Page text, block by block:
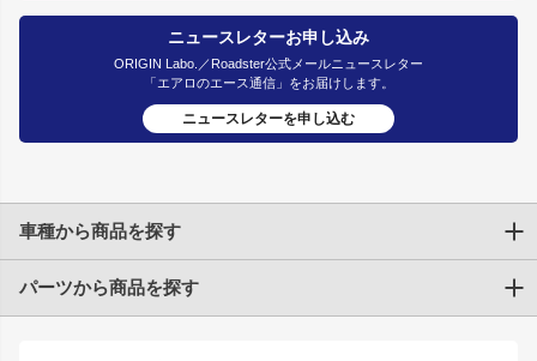
ニュースレターお申し込み
ORIGIN Labo.／Roadster公式メールニュースレター
「エアロのエース通信」をお届けします。
ニュースレターを申し込む
車種から商品を探す
トヨタ
パーツから商品を探す